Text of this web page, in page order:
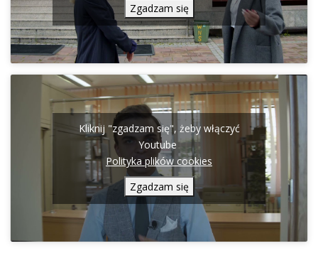
Zgadzam się
Kliknij "zgadzam się", żeby włączyć
Youtube
Polityka plików cookies
Zgadzam się